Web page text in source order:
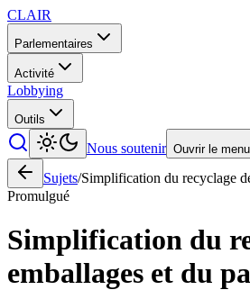
CLAIR
Parlementaires
Activité
Lobbying
Outils
Nous soutenir Ouvrir le menu
Sujets/Simplification du recyclage
Promulgué
Simplification du
emballages et du